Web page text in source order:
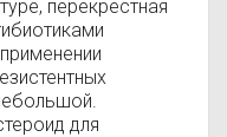
перекрестная
для